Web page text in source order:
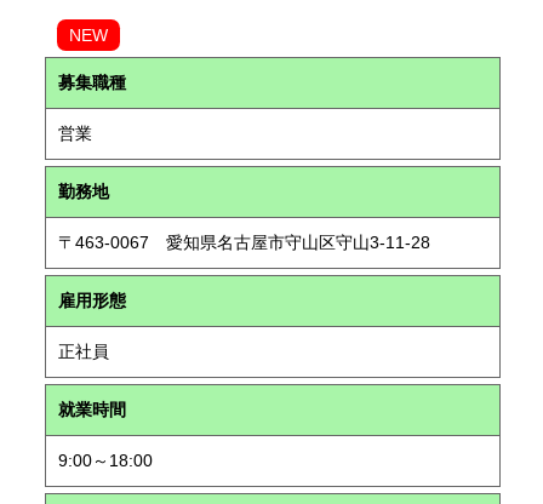
NEW
募集職種
営業
勤務地
〒463-0067 愛知県名古屋市守山区守山3-11-28
雇用形態
正社員
就業時間
9:00～18:00